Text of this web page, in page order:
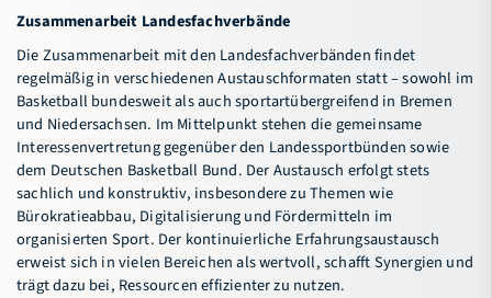
Zusammenarbeit Landesfachverbände
Die Zusammenarbeit mit den Landesfachverbänden findet
regelmäßig in verschiedenen Austauschformaten statt – sowohl im
Basketball bundesweit als auch sportartübergreifend in Bremen
und Niedersachsen. Im Mittelpunkt stehen die gemeinsame
Interessenvertretung gegenüber den Landessportbünden sowie
dem Deutschen Basketball Bund. Der Austausch erfolgt stets
sachlich und konstruktiv, insbesondere zu Themen wie
Bürokratieabbau, Digitalisierung und Fördermitteln im
organisierten Sport. Der kontinuierliche Erfahrungsaustausch
erweist sich in vielen Bereichen als wertvoll, schafft Synergien und
trägt dazu bei, Ressourcen effizienter zu nutzen.